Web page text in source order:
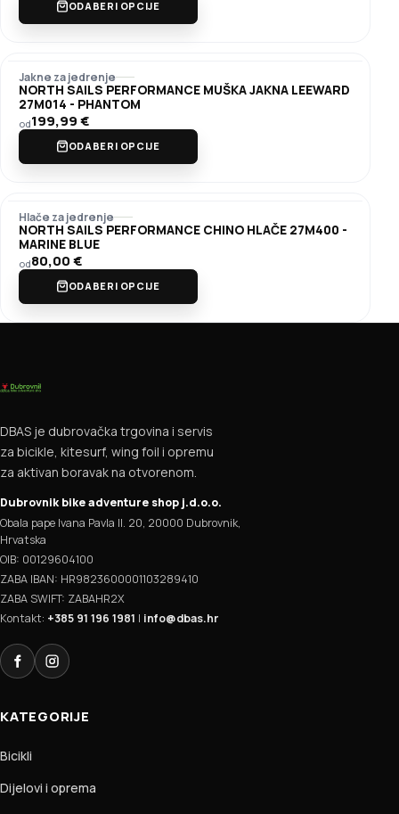
ODABERI OPCIJE
Jakne za jedrenje
NORTH SAILS PERFORMANCE MUŠKA JAKNA LEEWARD
27M014 - PHANTOM
od199,99€
ODABERI OPCIJE
Hlače za jedrenje
NORTH SAILS PERFORMANCE CHINO HLAČE 27M400 -
MARINE BLUE
od80,00€
ODABERI OPCIJE
DBAS je dubrovačka trgovina i servis
za bicikle, kitesurf, wing foil i opremu
za aktivan boravak na otvorenom.
Dubrovnik bike adventure shop j.d.o.o.
Obala pape Ivana Pavla II. 20, 20000 Dubrovnik,
Hrvatska
OIB: 00129604100
ZABA IBAN: HR9823600001103289410
ZABA SWIFT: ZABAHR2X
Kontakt: +385 91 196 1981 | info@dbas.hr
FacebookInstagram
KATEGORIJE
Bicikli
Dijelovi i oprema